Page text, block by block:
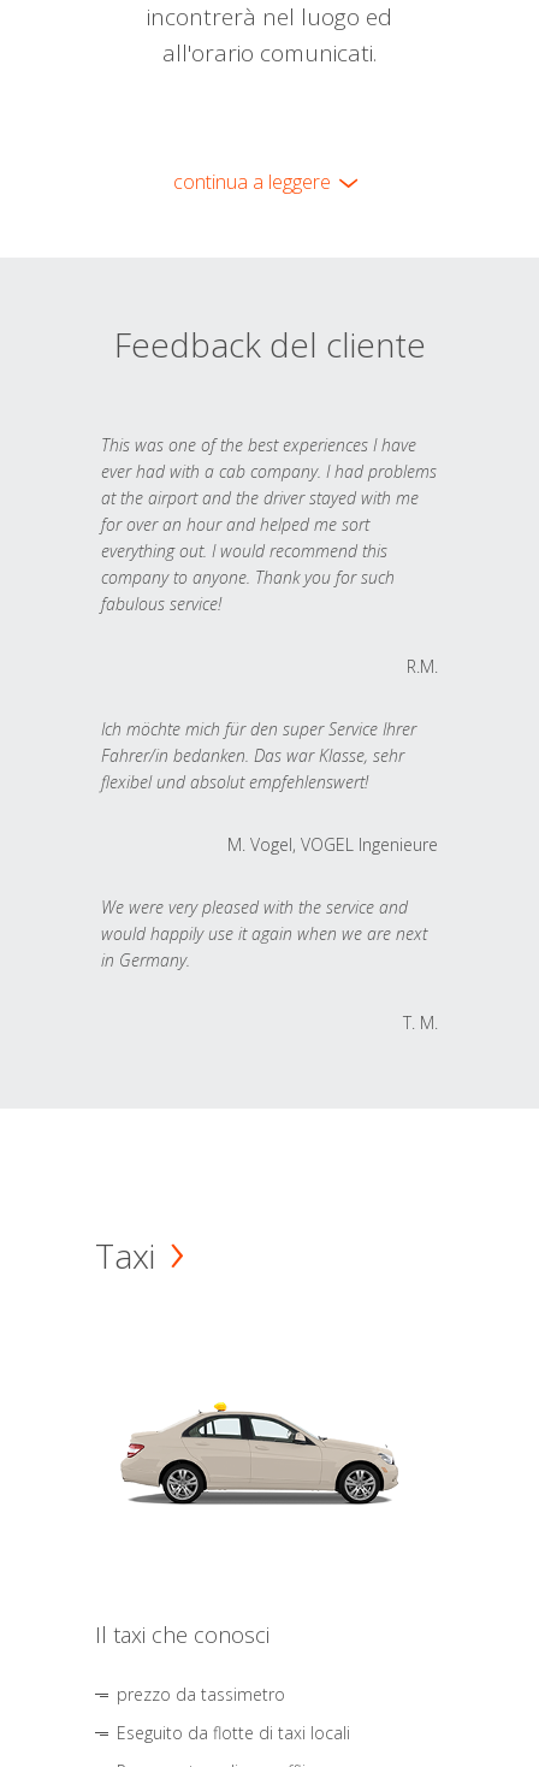
incontrerà nel luogo ed
all'orario comunicati.
continua a leggere
Feedback del cliente
This was one of the best experiences I have
ever had with a cab company. I had problems
at the airport and the driver stayed with me
for over an hour and helped me sort
everything out. I would recommend this
company to anyone. Thank you for such
fabulous service!
R.M.
Ich möchte mich für den super Service Ihrer
Fahrer/in bedanken. Das war Klasse, sehr
flexibel und absolut empfehlenswert!
M. Vogel, VOGEL Ingenieure
We were very pleased with the service and
would happily use it again when we are next
in Germany.
T. M.
Taxi
Il taxi che conosci
prezzo da tassimetro
Eseguito da flotte di taxi locali